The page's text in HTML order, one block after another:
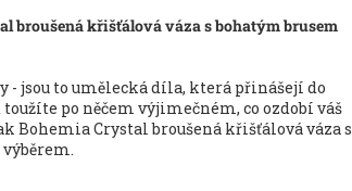
broušená křišťálová váza s bohatým brusem
- jsou to umělecká díla, která přinášejí do
po něčem výjimečném, co ozdobí váš
Bohemia Crystal broušená křišťálová váza s